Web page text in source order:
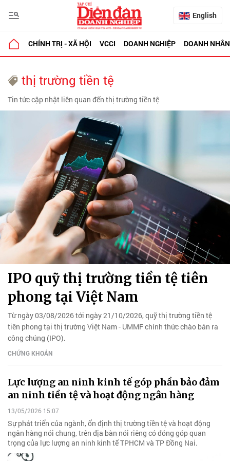
English
CHÍNH TRỊ - XÃ HỘI VCCI DOANH NGHIỆP DOANH NHÂN
thị trường tiền tệ
Tin tức cập nhật liên quan đến thị trường tiền tệ
IPO quỹ thị trường tiền tệ tiên
phong tại Việt Nam
Từ ngày 03/08/2026 tới ngày 21/10/2026, quỹ thị trường tiền tệ
tiên phong tại thị trường Việt Nam - UMMF chính thức chào bán ra
công chúng (IPO).
CHỨNG KHOÁN
Lực lượng an ninh kinh tế góp phần bảo đảm
an ninh tiền tệ và hoạt động ngân hàng
13/05/2026 15:07
Sự phát triển của ngành, ổn định thị trường tiền tệ và hoạt động
ngân hàng nói chung, trên địa bàn nói riêng có đóng góp quan
trọng của lực lượng an ninh kinh tế TPHCM và TP Đồng Nai.